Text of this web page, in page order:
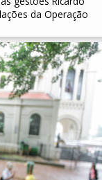
da Operação